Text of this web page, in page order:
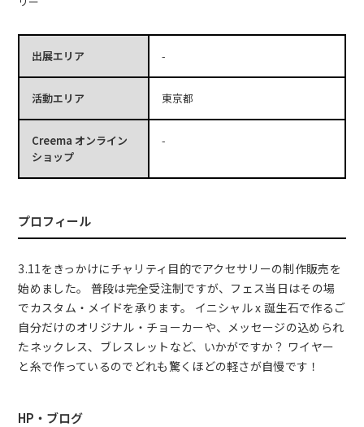
出展エリア -
活動エリア 東京都
Creema オンライン
ショップ
-
プロフィール
3.11をきっかけにチャリティ目的でアクセサリーの制作販売を
始めました。 普段は完全受注制ですが、フェス当日はその場
でカスタム・メイドを承ります。 イニシャル x 誕生石で作るご
自分だけのオリジナル・チョーカーや、メッセージの込められ
たネックレス、ブレスレットなど、いかがですか？ ワイヤー
と糸で作っているのでどれも驚くほどの軽さが自慢です！
HP・ブログ